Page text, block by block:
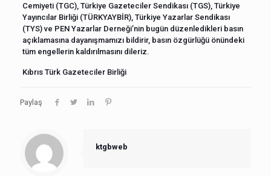
Cemiyeti (TGC), Türkiye Gazeteciler Sendikası (TGS), Türkiye
Yayıncılar Birliği (TÜRKYAYBİR), Türkiye Yazarlar Sendikası
(TYS) ve PEN Yazarlar Derneği’nin bugün düzenledikleri basın
açıklamasına dayanışmamızı bildirir, basın özgürlüğü önündeki
tüm engellerin kaldırılmasını dileriz.
Kıbrıs Türk Gazeteciler Birliği
Paylaş
ktgbweb